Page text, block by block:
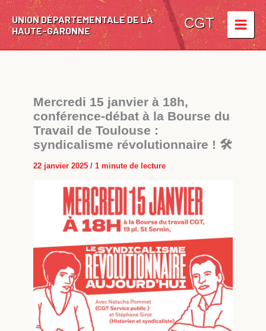
Aller
contenu
UNION DÉPARTEMENTALE DE LA
HAUTE-GARONNE
CGT
Mercredi 15 janvier à 18h,
conférence-débat à la Bourse du
Travail de Toulouse :
syndicalisme révolutionnaire ! 🛠
22 janvier 2025/1 minute de lecture